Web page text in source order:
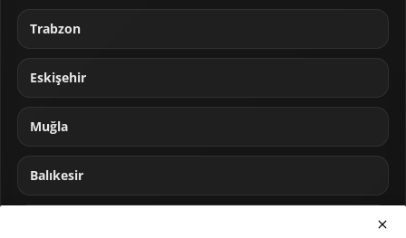
Trabzon
Eskişehir
Muğla
Balıkesir